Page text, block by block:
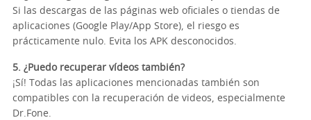
Si las descargas de las páginas web oficiales o tiendas de
aplicaciones (Google Play/App Store), el riesgo es
prácticamente nulo. Evita los APK desconocidos.
5. ¿Puedo recuperar vídeos también?
¡Sí! Todas las aplicaciones mencionadas también son
compatibles con la recuperación de videos, especialmente
Dr.Fone.